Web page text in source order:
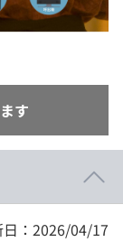
す
日：2026/04/17